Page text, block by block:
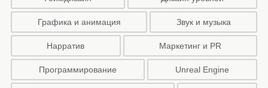
Графика и анимация Звук и музыка
Нарратив Маркетинг и PR
Программирование Unreal Engine